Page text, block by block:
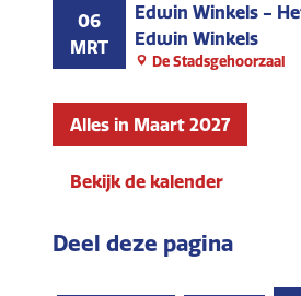
06
MRT
Edwin Winkels -
Edwin Winkels
De Stadsgehoorzaal
Alles in Maart 2027
Bekijk de kalender
Deel deze pagina